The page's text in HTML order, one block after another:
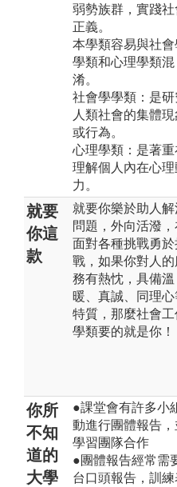
弱勢族群，實踐社
正義。
本學類容易與社會
學類和心理學類混
淆。
社會學學類：是研
人類社會的集體現
或行為。
心理學類：是著重
理解個人內在心理
力。
就要
你這
款
就要你樂於助人解
問題，外向活潑，
面對各種挑戰勇於
戰，如果你對人的
務有熱忱，具備溫
暖、真誠、同理心
特質，那麼社會工
學類要的就是你！
你所
不知
道的
大學
●課堂會有許多小
動進行團體報告，
學習團隊合作
●團體報告經常需
台口頭報告，訓練